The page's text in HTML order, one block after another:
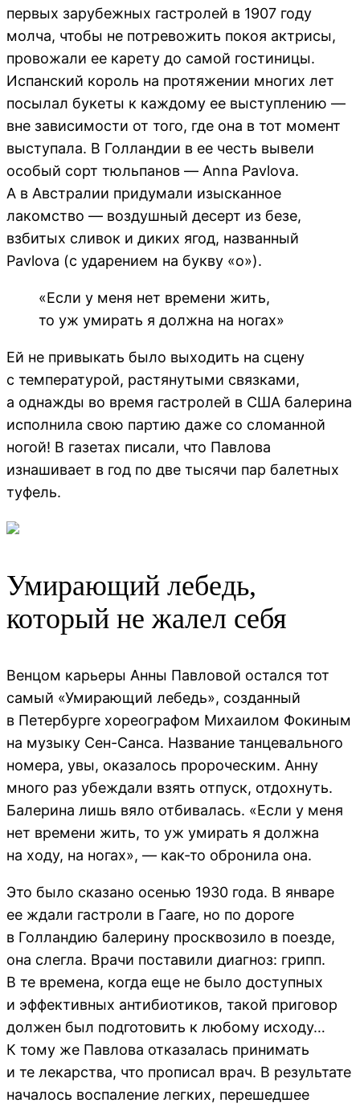
первых зарубежных гастролей в 1907 году
молча, чтобы не потревожить покоя актрисы,
провожали ее карету до самой гостиницы.
Испанский король на протяжении многих лет
посылал букеты к каждому ее выступлению —
вне зависимости от того, где она в тот момент
выступала. В Голландии в ее честь вывели
особый сорт тюльпанов — Anna Pavlova.
А в Австралии придумали изысканное
лакомство — воздушный десерт из безе,
взбитых сливок и диких ягод, названный
Pavlova (с ударением на букву «о»).
«Если у меня нет времени жить,
то уж умирать я должна на ногах»
Ей не привыкать было выходить на сцену
с температурой, растянутыми связками,
а однажды во время гастролей в США балерина
исполнила свою партию даже со сломанной
ногой! В газетах писали, что Павлова
изнашивает в год по две тысячи пар балетных
туфель.
Умирающий лебедь,
который не жалел себя
Венцом карьеры Анны Павловой остался тот
самый «Умирающий лебедь», созданный
в Петербурге хореографом Михаилом Фокиным
на музыку Сен-Санса. Название танцевального
номера, увы, оказалось пророческим. Анну
много раз убеждали взять отпуск, отдохнуть.
Балерина лишь вяло отбивалась. «Если у меня
нет времени жить, то уж умирать я должна
на ходу, на ногах», — как-то обронила она.
Это было сказано осенью 1930 года. В январе
ее ждали гастроли в Гааге, но по дороге
в Голландию балерину просквозило в поезде,
она слегла. Врачи поставили диагноз: грипп.
В те времена, когда еще не было доступных
и эффективных антибиотиков, такой приговор
должен был подготовить к любому исходу…
К тому же Павлова отказалась принимать
и те лекарства, что прописал врач. В результате
началось воспаление легких, перешедшее